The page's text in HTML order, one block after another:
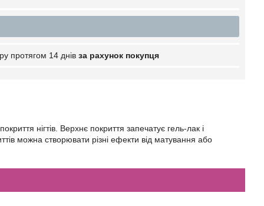
протягом 14 днів за рахунок покупця
нігтів. Верхнє покриття запечатує гель-лак і
можна створювати різні ефекти від матування або